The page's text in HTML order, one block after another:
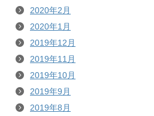
2020年2月
2020年1月
2019年12月
2019年11月
2019年10月
2019年9月
2019年8月